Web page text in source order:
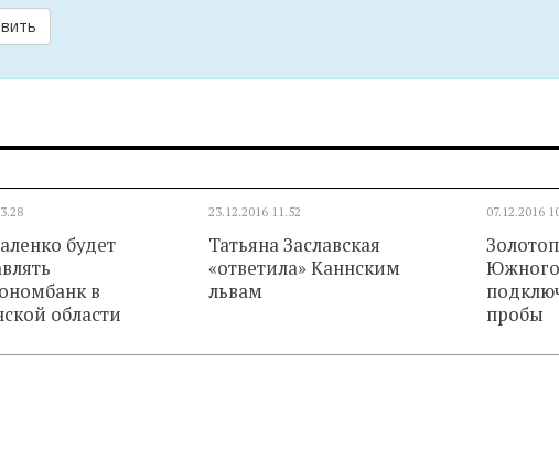
будет
в
области
23.12.2016 11.52
Татьяна Заславская
«ответила» Каннским
львам
07.12.2016
пробы